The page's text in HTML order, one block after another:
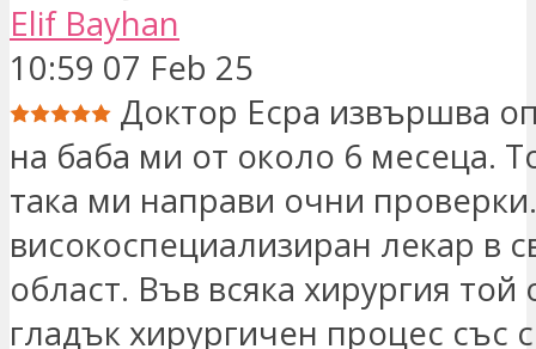
Elif Bayhan
10:59 07 Feb 25
Доктор Есра извършва
на баба ми от около 6 месеца.
така ми направи очни
високоспециализиран лекар в
област. Във всяка хирургия той
гладък хирургичен процес със